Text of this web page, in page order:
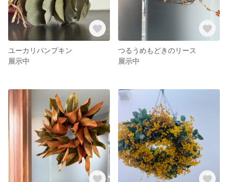
ユーカリパンプキン
展示中
つるうめもどきのリース
展示中